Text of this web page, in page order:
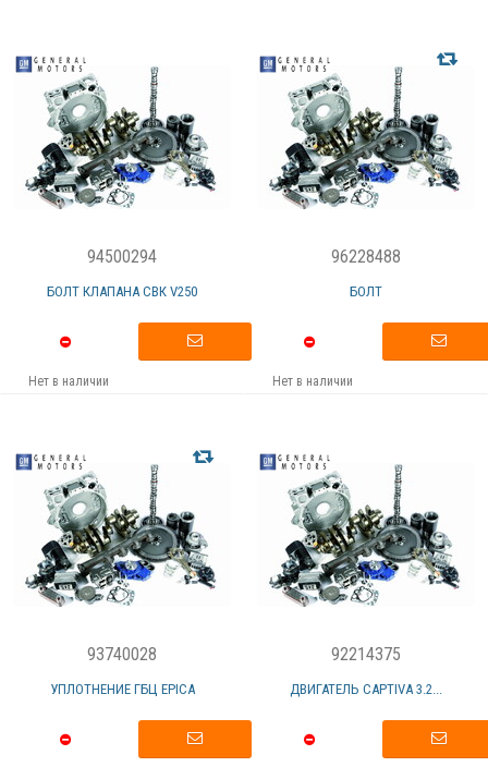
94500294
БОЛТ КЛАПАНА СВК V250
Нет в наличии
96228488
БОЛТ
Нет в наличии
93740028
УПЛОТНЕНИЕ ГБЦ EPICA
92214375
ДВИГАТЕЛЬ CAPTIVA 3.2...